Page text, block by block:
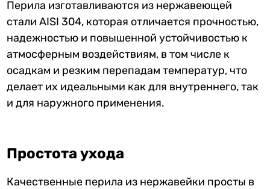
Перила изготавливаются из нержавеющей
стали AISI 304, которая отличается прочностью,
надежностью и повышенной устойчивостью к
атмосферным воздействиям, в том числе к
осадкам и резким перепадам температур, что
делает их идеальными как для внутреннего, так
и для наружного применения.
Простота ухода
Качественные перила из нержавейки просты в